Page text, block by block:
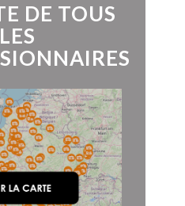
DE TOUS
LES